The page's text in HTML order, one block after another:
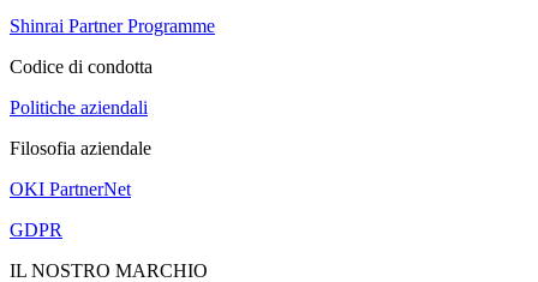
Shinrai Partner Programme
Codice di condotta
Politiche aziendali
Filosofia aziendale
OKI PartnerNet
GDPR
IL NOSTRO MARCHIO